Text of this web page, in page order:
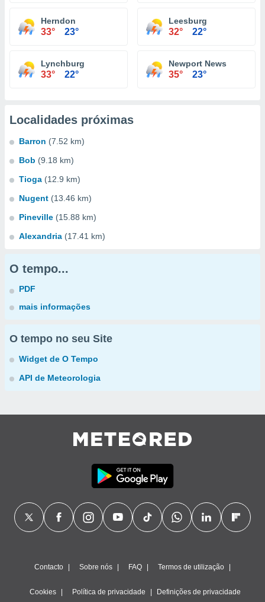
Herndon
33° 23°
Leesburg
32° 22°
Lynchburg
33° 22°
Newport News
35° 23°
Localidades próximas
Barron (7.52 km)
Bob (9.18 km)
Tioga (12.9 km)
Nugent (13.46 km)
Pineville (15.88 km)
Alexandria (17.41 km)
O tempo...
PDF
mais informações
O tempo no seu Site
Widget de O Tempo
API de Meteorologia
Contacto Sobre nós FAQ Termos de utilização
Cookies Política de privacidade Definições de privacidade